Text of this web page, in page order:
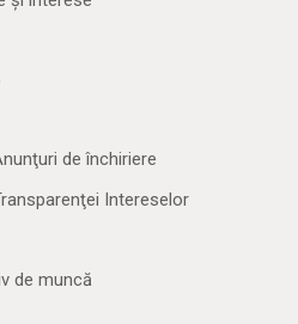
de închiriere
Intereselor
de muncă